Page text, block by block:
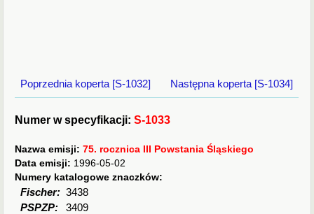
Poprzednia koperta [S-1032] Następna koperta [S-1034]
Numer w specyfikacji:S-1033
Nazwa emisji:75. rocznica III Powstania Śląskiego
Data emisji: 1996-05-02
Numery katalogowe znaczków:
Fischer: 3438
PSPZP:
3409